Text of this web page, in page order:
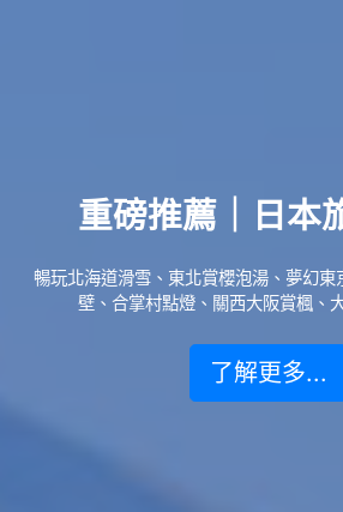
重磅推薦｜日本
暢玩北海道滑雪、東北賞櫻泡湯、夢幻
壁、合掌村點燈、關西大阪賞楓、
了解更多...